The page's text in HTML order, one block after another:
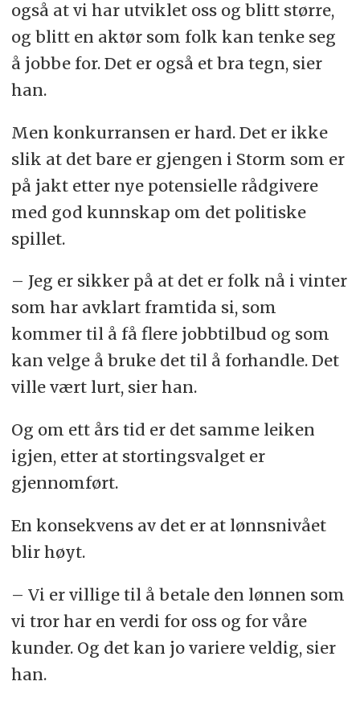
også at vi har utviklet oss og blitt større,
og blitt en aktør som folk kan tenke seg
å jobbe for. Det er også et bra tegn, sier
han.
Men konkurransen er hard. Det er ikke
slik at det bare er gjengen i Storm som er
på jakt etter nye potensielle rådgivere
med god kunnskap om det politiske
spillet.
– Jeg er sikker på at det er folk nå i vinter
som har avklart framtida si, som
kommer til å få flere jobbtilbud og som
kan velge å bruke det til å forhandle. Det
ville vært lurt, sier han.
Og om ett års tid er det samme leiken
igjen, etter at stortingsvalget er
gjennomført.
En konsekvens av det er at lønnsnivået
blir høyt.
– Vi er villige til å betale den lønnen som
vi tror har en verdi for oss og for våre
kunder. Og det kan jo variere veldig, sier
han.